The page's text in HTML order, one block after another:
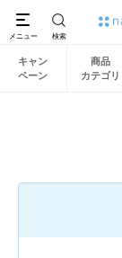
キャン
ペーン
商品
カテゴリ